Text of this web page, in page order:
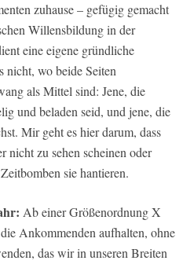
zuhause – gefügig gemacht
Willensbildung in der
eine eigene gründliche
nicht, wo beide Seiten
als Mittel sind: Jene, die
und beladen seid, und jene, die
Mir geht es hier darum, dass
zu sehen scheinen oder
sie hantieren.
Ab einer Größenordnung X
Ankommenden aufhalten, ohne
das wir in unseren Breiten